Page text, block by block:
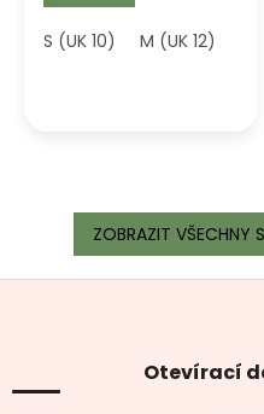
S (UK 10) M (UK 12)
ZOBRAZIT VŠECHNY
Z
Otevírací